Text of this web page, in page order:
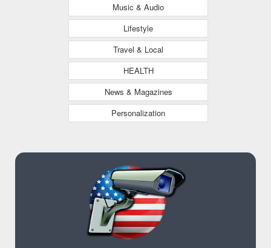
Music & Audio
Lifestyle
Travel & Local
HEALTH
News & Magazines
Personalization